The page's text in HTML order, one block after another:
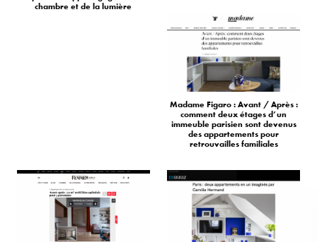
chambre et de la lumière
Madame Figaro : Avant / Après :
comment deux étages d’un
immeuble parisien sont devenus
des appartements pour
retrouvailles familiales